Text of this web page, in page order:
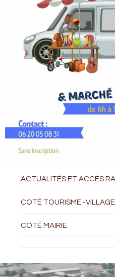
ACTUALITÉS ET ACCÈS
COTÉ TOURISME -
COTÉ MAIRIE